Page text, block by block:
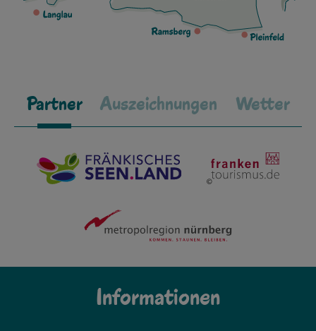
Partner Auszeichnungen Wetter
Informationen